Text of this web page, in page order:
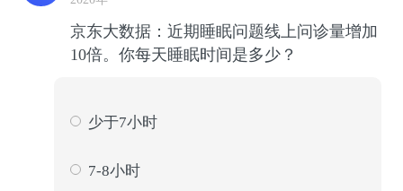
京东大数据：近期睡眠问题线上问诊量增加
10倍。你每天睡眠时间是多少？
少于7小时
7-8小时